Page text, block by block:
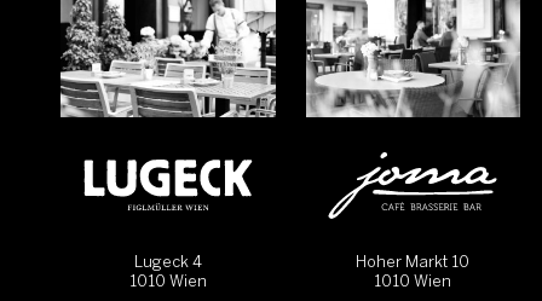
Lugeck 4
1010 Wien
Hoher Markt 10
1010 Wien